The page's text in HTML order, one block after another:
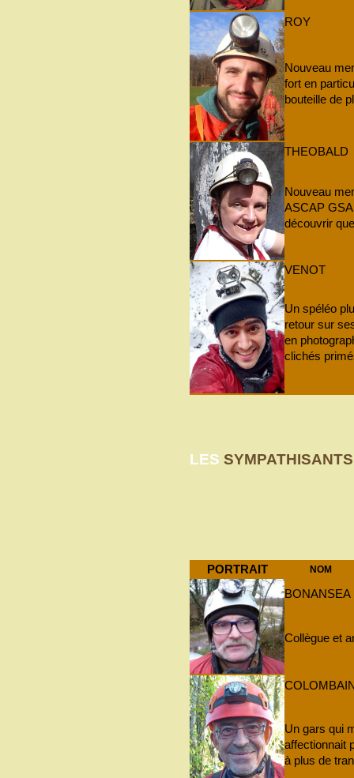
ROY
Nouveau
fort en
bouteille de
THEOBALD
Nouveau
ASCAP
découvrir
VENOT
Un spéléo
retour sur
en
clichés
LES SYMPATHISANTS
PORTRAIT NOM
BONANSEA
Collègue et
Un gars qui
affectionnait
à plus de